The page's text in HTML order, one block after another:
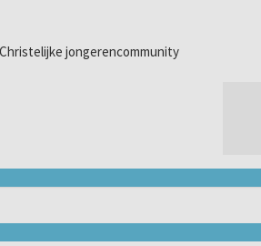
Christelijke jongerencommunity